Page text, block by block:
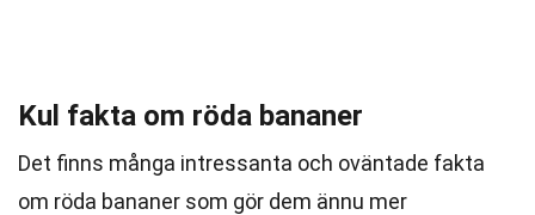
Kul fakta om röda bananer
Det finns många intressanta och oväntade fakta
om röda bananer som gör dem ännu mer